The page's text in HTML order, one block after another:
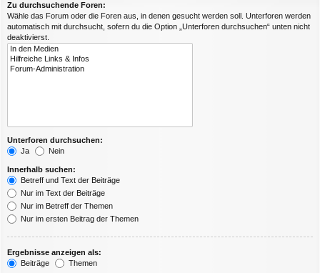
Zu durchsuchende Foren:
Wähle das Forum oder die Foren aus, in denen gesucht werden soll. Unterforen werden
automatisch mit durchsucht, sofern du die Option „Unterforen durchsuchen“ unten nicht
deaktivierst.
Unterforen durchsuchen:
Ja
Nein
Innerhalb suchen:
Betreff und Text der Beiträge
Nur im Text der Beiträge
Nur im Betreff der Themen
Nur im ersten Beitrag der Themen
Ergebnisse anzeigen als:
Beiträge
Themen